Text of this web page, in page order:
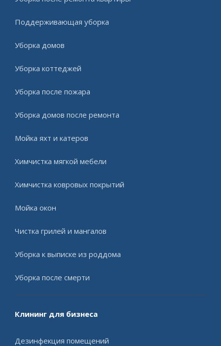
Поддерживающая уборка
Уборка домов
Уборка коттеджей
Уборка после пожара
Уборка домов после ремонта
Мойка яхт и катеров
Химчистка мягкой мебели
Химчистка ковровых покрытий
Мойка окон
Чистка грилей и мангалов
Уборка к выписке из роддома
Уборка после смерти
Клининг для бизнеса
Дезинфекция помещений